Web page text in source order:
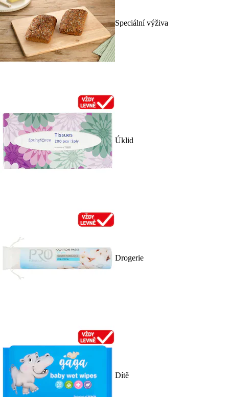
Speciální výživa
Úklid
Drogerie
Dítě